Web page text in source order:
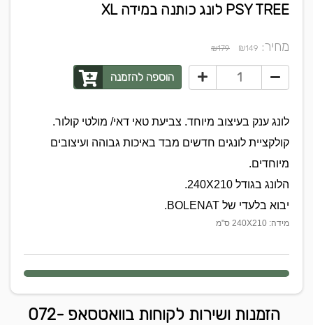
PSY TREE לונג כותנה במידה XL
מחיר: ₪149
₪179
הוספה להזמנה
לונג ענק בעיצוב מיוחד. צביעת טאי דאי/ מולטי קולור.
קולקציית לונגים חדשים מבד באיכות גבוהה ועיצובים
מיוחדים.
הלונג בגודל 240X210.
יבוא בלעדי של BOLENAT.
מידה: 240X210 ס"מ
הזמנות ושירות לקוחות בוואטסאפ 072-